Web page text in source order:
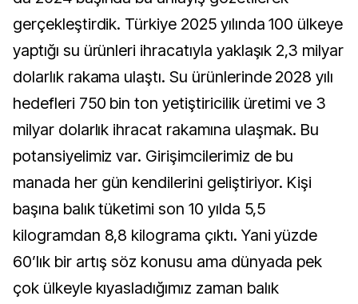
gerçekleştirdik. Türkiye 2025 yılında 100 ülkeye
yaptığı su ürünleri ihracatıyla yaklaşık 2,3 milyar
dolarlık rakama ulaştı. Su ürünlerinde 2028 yılı
hedefleri 750 bin ton yetiştiricilik üretimi ve 3
milyar dolarlık ihracat rakamına ulaşmak. Bu
potansiyelimiz var. Girişimcilerimiz de bu
manada her gün kendilerini geliştiriyor. Kişi
başına balık tüketimi son 10 yılda 5,5
kilogramdan 8,8 kilograma çıktı. Yani yüzde
60’lık bir artış söz konusu ama dünyada pek
çok ülkeyle kıyasladığımız zaman balık